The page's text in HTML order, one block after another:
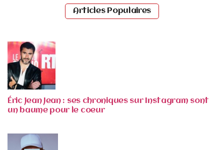
Articles Populaires
Éric Jean Jean : ses chroniques sur Instagram sont
un baume pour le coeur